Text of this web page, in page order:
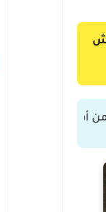
خطوة بخطوة!